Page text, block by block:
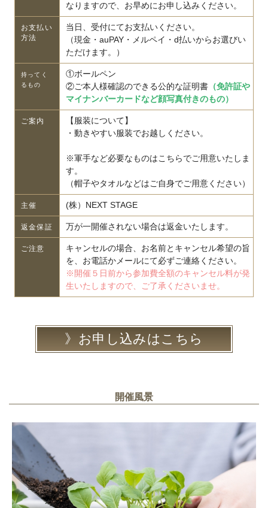
なりますので、お早めにお申し込みください。
お支払い
方法
当日、受付にてお支払いください。
（現金・auPAY・メルペイ・d払いからお選びい
ただけます。）
持ってく
るもの
①ボールペン
②ご本人様確認のできる公的な証明書（免許証や
マイナンバーカードなど顔写真付きのもの）
ご案内
【服装について】
・動きやすい服装でお越しください。
※軍手など必要なものはこちらでご用意いたしま
す。
（帽子やタオルなどはご自身でご用意ください）
主催 (株）NEXT STAGE
返金保証 万が一開催されない場合は返金いたします。
ご注意
キャンセルの場合、お名前とキャンセル希望の旨
を、お電話かメールにて必ずご連絡ください。
※開催５日前から参加費全額のキャンセル料が発
生いたしますので、ご了承くださいませ。
お申し込みはこちら
開催風景